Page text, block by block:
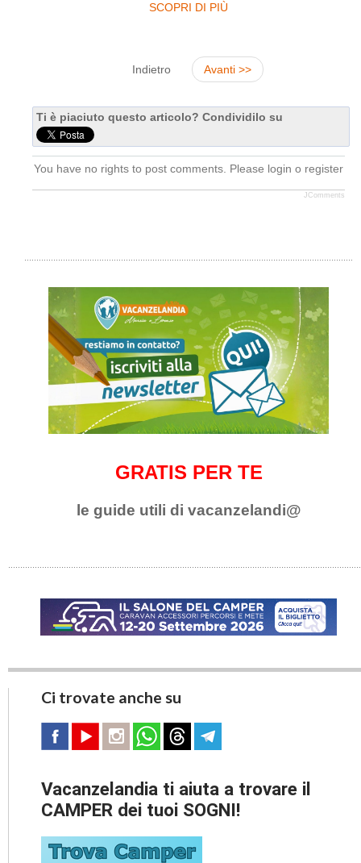
SCOPRI DI PIÙ
Indietro Avanti >>
Ti è piaciuto questo articolo? Condividilo su
You have no rights to post comments. Please login o register
JComments
GRATIS PER TE
le guide utili di vacanzelandi@
Ci trovate anche su
Vacanzelandia ti aiuta a trovare il
CAMPER dei tuoi SOGNI!